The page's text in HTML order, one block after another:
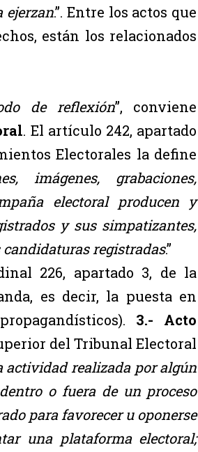
ejerzan.”. Entre los actos que
están los relacionados
de reflexión”, conviene
. El artículo 242, apartado
Electorales la define
imágenes, grabaciones,
electoral producen y
y sus simpatizantes,
registradas.”
226, apartado 3, de la
es decir, la puesta en
3.- Acto
del Tribunal Electoral
actividad realizada por algún
o fuera de un proceso
para favorecer u oponerse
una plataforma electoral;